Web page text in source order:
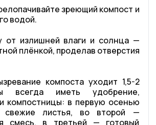
зреющий компост и
водой.
от излишней влаги и солнца —
плёнкой, проделав отверстия
компоста уходит 1,5-2
всегда иметь удобрение,
компостницы: в первую осенью
свежие листья, во второй —
смесь, в третьей — готовый